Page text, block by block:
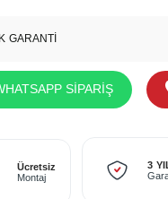
GARANTİ
SİPARİŞ
Ücretsiz
Montaj
3